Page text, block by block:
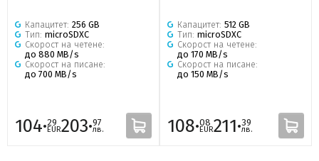
Капацитет: 256 GB
Тип: microSDXC
Скорост на четене:
до 880 MB/s
Скорост на писане:
до 700 MB/s
104·29
EUR203·97
лв.
Капацитет: 512 GB
Тип: microSDXC
Скорост на четене:
до 170 MB/s
Скорост на писане:
до 150 MB/s
108·08
EUR211·39
лв.